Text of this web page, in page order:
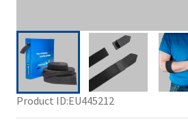
Ödem
Tillbehör
Post-Op
Tillbehör
Hälsporre
Post-Op
NRX Strap
Hälsårsprevention
Diabetiker
Häl
Inlägg
MOW/LOW
Springer
Tulis
Axel
Armbåge
Hand
Rygg
Knä
NRX/ARX/SRX
NRX Strap
NRX Strap Colors
NRX Strap Neptune
Termoplast
Immo Plus
Turbocast
Material
Kardborre
Träningsredskap
Skoinlägg
SRX/Sport
NRX/ARX/SRX
NRX Strap
Fot & Fotled
Skoinlägg
SRX/Sport
NRX/ARX/SRX
Product ID:EU445212